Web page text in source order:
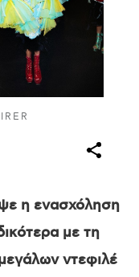
η ενασχόληση
με τη
ντεφιλέ